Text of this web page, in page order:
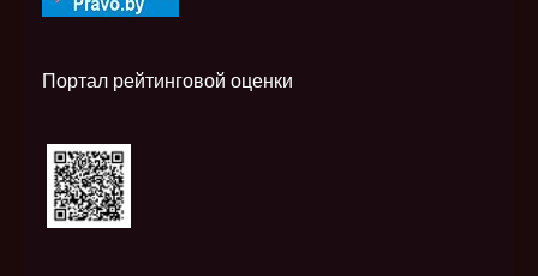
Портал рейтинговой оценки